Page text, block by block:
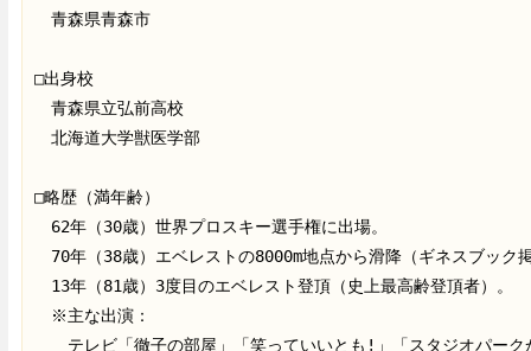
青森県青森市
□出身校
青森県立弘前高校
北海道大学獣医学部
□略歴（満年齢）
62年（30歳）世界プロスキー選手権に出場。
70年（38歳）エベレストの8000m地点から滑降（ギネスブック
13年（81歳）3度目のエベレスト登頂（史上最高齢登頂者）。
※主な出演：
テレビ「徹子の部屋」「笑っていいとも!」「スタジオパーク